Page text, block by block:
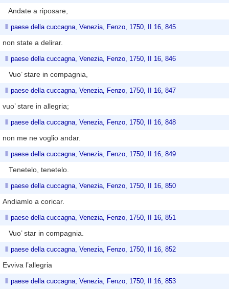
Andate a riposare,
Il paese della cuccagna, Venezia, Fenzo, 1750, II 16, 845
non state a delirar.
Il paese della cuccagna, Venezia, Fenzo, 1750, II 16, 846
Vuo’ stare in compagnia,
Il paese della cuccagna, Venezia, Fenzo, 1750, II 16, 847
vuo’ stare in allegria;
Il paese della cuccagna, Venezia, Fenzo, 1750, II 16, 848
non me ne voglio andar.
Il paese della cuccagna, Venezia, Fenzo, 1750, II 16, 849
Tenetelo, tenetelo.
Il paese della cuccagna, Venezia, Fenzo, 1750, II 16, 850
Andiamlo a coricar.
Il paese della cuccagna, Venezia, Fenzo, 1750, II 16, 851
Vuo’ star in compagnia.
Il paese della cuccagna, Venezia, Fenzo, 1750, II 16, 852
Evviva l’allegria
Il paese della cuccagna, Venezia, Fenzo, 1750, II 16, 853